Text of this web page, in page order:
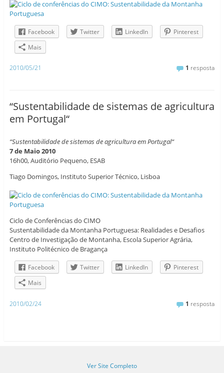
Facebook Twitter LinkedIn
Pinterest
Mais
2010/05/21 1 resposta
“Sustentabilidade de sistemas de agricultura
em Portugal“
“Sustentabilidade de sistemas de agricultura em Portugal“
7 de Maio 2010
16h00, Auditório Pequeno, ESAB
Tiago Domingos, Instituto Superior Técnico, Lisboa
Ciclo de Conferências do CIMO
Sustentabilidade da Montanha Portuguesa: Realidades e Desafios
Centro de Investigação de Montanha, Escola Superior Agrária,
Instituto Politécnico de Bragança
Facebook Twitter LinkedIn
Pinterest
Mais
2010/02/24 1 resposta
Ver Site Completo